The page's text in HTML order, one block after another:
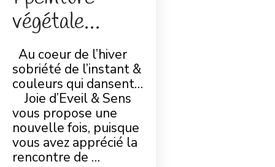
végétale…
Au coeur de l’hiver
sobriété de l’instant &
couleurs qui dansent…
Joie d’Eveil & Sens
vous propose une
nouvelle fois, puisque
vous avez apprécié la
rencontre de …